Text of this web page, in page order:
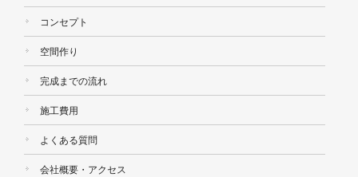
コンセプト
空間作り
完成までの流れ
施工費用
よくある質問
会社概要・アクセス